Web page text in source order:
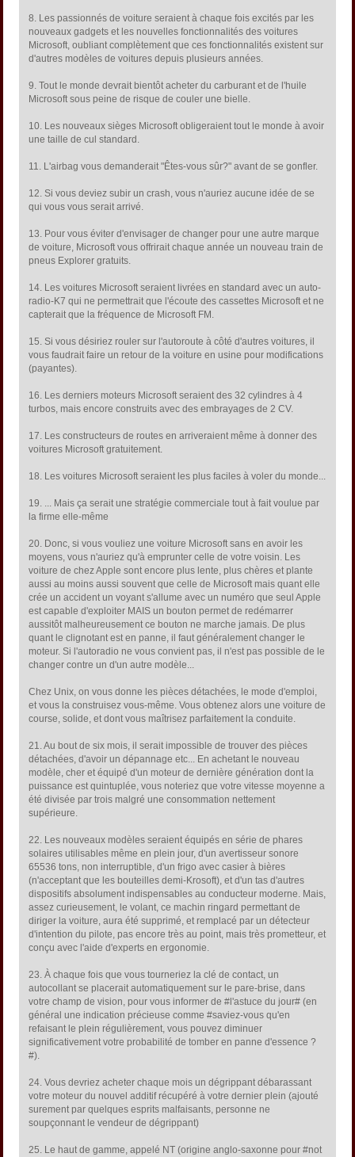
8. Les passionnés de voiture seraient à chaque fois excités par les
nouveaux gadgets et les nouvelles fonctionnalités des voitures
Microsoft, oubliant complètement que ces fonctionnalités existent sur
d'autres modèles de voitures depuis plusieurs années.
9. Tout le monde devrait bientôt acheter du carburant et de l'huile
Microsoft sous peine de risque de couler une bielle.
10. Les nouveaux sièges Microsoft obligeraient tout le monde à avoir
une taille de cul standard.
11. L'airbag vous demanderait "Êtes-vous sûr?" avant de se gonfler.
12. Si vous deviez subir un crash, vous n'auriez aucune idée de se
qui vous vous serait arrivé.
13. Pour vous éviter d'envisager de changer pour une autre marque
de voiture, Microsoft vous offrirait chaque année un nouveau train de
pneus Explorer gratuits.
14. Les voitures Microsoft seraient livrées en standard avec un auto-
radio-K7 qui ne permettrait que l'écoute des cassettes Microsoft et ne
capterait que la fréquence de Microsoft FM.
15. Si vous désiriez rouler sur l'autoroute à côté d'autres voitures, il
vous faudrait faire un retour de la voiture en usine pour modifications
(payantes).
16. Les derniers moteurs Microsoft seraient des 32 cylindres à 4
turbos, mais encore construits avec des embrayages de 2 CV.
17. Les constructeurs de routes en arriveraient même à donner des
voitures Microsoft gratuitement.
18. Les voitures Microsoft seraient les plus faciles à voler du monde...
19. ... Mais ça serait une stratégie commerciale tout à fait voulue par
la firme elle-même
20. Donc, si vous vouliez une voiture Microsoft sans en avoir les
moyens, vous n'auriez qu'à emprunter celle de votre voisin. Les
voiture de chez Apple sont encore plus lente, plus chères et plante
aussi au moins aussi souvent que celle de Microsoft mais quant elle
crée un accident un voyant s'allume avec un numéro que seul Apple
est capable d'exploiter MAIS un bouton permet de redémarrer
aussitôt malheureusement ce bouton ne marche jamais. De plus
quant le clignotant est en panne, il faut généralement changer le
moteur. Si l'autoradio ne vous convient pas, il n'est pas possible de le
changer contre un d'un autre modèle...
Chez Unix, on vous donne les pièces détachées, le mode d'emploi,
et vous la construisez vous-même. Vous obtenez alors une voiture de
course, solide, et dont vous maîtrisez parfaitement la conduite.
21. Au bout de six mois, il serait impossible de trouver des pièces
détachées, d'avoir un dépannage etc... En achetant le nouveau
modèle, cher et équipé d'un moteur de dernière génération dont la
puissance est quintuplée, vous noteriez que votre vitesse moyenne a
été divisée par trois malgré une consommation nettement
supérieure.
22. Les nouveaux modèles seraient équipés en série de phares
solaires utilisables même en plein jour, d'un avertisseur sonore
65536 tons, non interruptible, d'un frigo avec casier à bières
(n'acceptant que les bouteilles demi-Krosoft), et d'un tas d'autres
dispositifs absolument indispensables au conducteur moderne. Mais,
assez curieusement, le volant, ce machin ringard permettant de
diriger la voiture, aura été supprimé, et remplacé par un détecteur
d'intention du pilote, pas encore très au point, mais très prometteur, et
conçu avec l'aide d'experts en ergonomie.
23. À chaque fois que vous tourneriez la clé de contact, un
autocollant se placerait automatiquement sur le pare-brise, dans
votre champ de vision, pour vous informer de #l'astuce du jour# (en
général une indication précieuse comme #saviez-vous qu'en
refaisant le plein régulièrement, vous pouvez diminuer
significativement votre probabilité de tomber en panne d'essence ?
#).
24. Vous devriez acheter chaque mois un dégrippant débarassant
votre moteur du nouvel additif récupéré à votre dernier plein (ajouté
surement par quelques esprits malfaisants, personne ne
soupçonnant le vendeur de dégrippant)
25. Le haut de gamme, appelé NT (origine anglo-saxonne pour #not